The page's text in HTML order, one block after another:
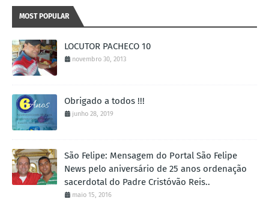
MOST POPULAR
LOCUTOR PACHECO 10
novembro 30, 2013
Obrigado a todos !!!
junho 28, 2019
São Felipe: Mensagem do Portal São Felipe
News pelo aniversário de 25 anos ordenação
sacerdotal do Padre Cristóvão Reis..
maio 15, 2016